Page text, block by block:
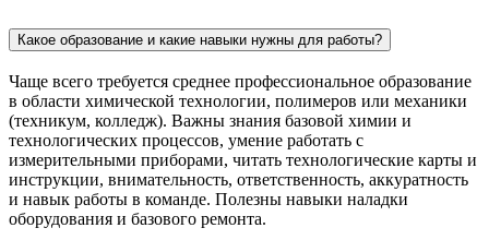
Какое образование и какие навыки нужны для работы?
Чаще всего требуется среднее профессиональное образование
в области химической технологии, полимеров или механики
(техникум, колледж). Важны знания базовой химии и
технологических процессов, умение работать с
измерительными приборами, читать технологические карты и
инструкции, внимательность, ответственность, аккуратность
и навык работы в команде. Полезны навыки наладки
оборудования и базового ремонта.